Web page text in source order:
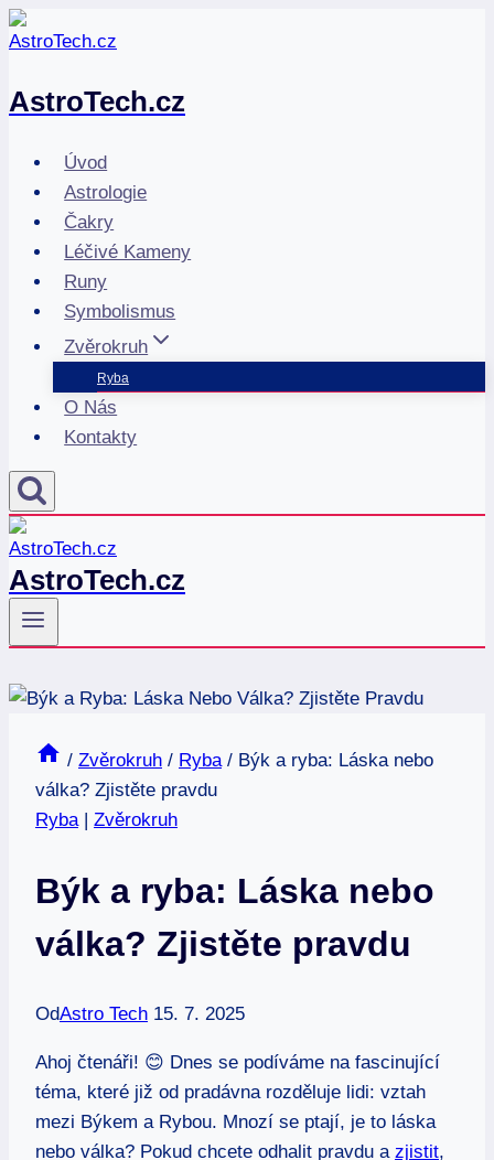
Přeskočit
na
AstroTech.cz
Úvod
Astrologie
Čakry
Léčivé Kameny
Runy
Symbolismus
Zvěrokruh
Ryba
O Nás
Kontakty
AstroTech.cz
/ Zvěrokruh / Ryba / Býk a ryba: Láska nebo
válka? Zjistěte pravdu
Ryba| Zvěrokruh
Býk a ryba: Láska nebo
válka? Zjistěte pravdu
OdAstro Tech 15. 7. 2025
Ahoj čtenáři! 😊 Dnes se podíváme na fascinující
téma, které již od pradávna rozděluje lidi: vztah
mezi Býkem a Rybou. Mnozí se ptají, je to láska
nebo válka? Pokud chcete odhalit pravdu a zjistit,